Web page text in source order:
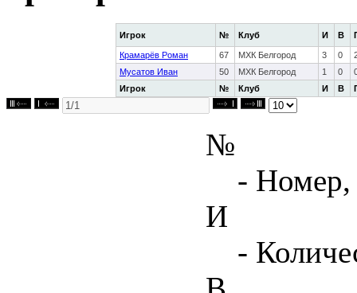
Игрок № Клуб И В
Игрок № Клуб И В
Крамарёв Роман 67 МХК Белгород 3 0
Мусатов Иван
50 МХК Белгород 1 0
№
- Номер,
И
-